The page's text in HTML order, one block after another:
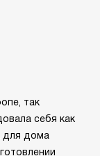
так
себя как
для дома